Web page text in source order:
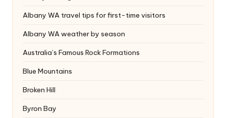
Albany WA travel tips for first-time visitors
Albany WA weather by season
Australia’s Famous Rock Formations
Blue Mountains
Broken Hill
Byron Bay